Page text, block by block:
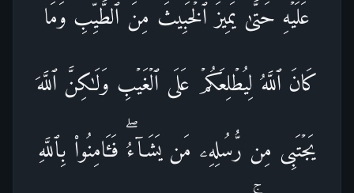
عَلَیۡهِ حَتَّىٰ یَمِیزَ ٱلۡخَبِیثَ مِنَ ٱلطَّیِّبِۗ وَمَا
كَانَ ٱللَّهُ لِیُطۡلِعَكُمۡ عَلَى ٱلۡغَیۡبِ وَلَـٰكِنَّ ٱللَّهَ
یَجۡتَبِی مِن رُّسُلِهِۦ مَن یَشَاۤءُۖ فَـَٔامِنُوا۟ بِٱللَّهِ